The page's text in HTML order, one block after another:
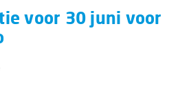
voor 30 juni voor